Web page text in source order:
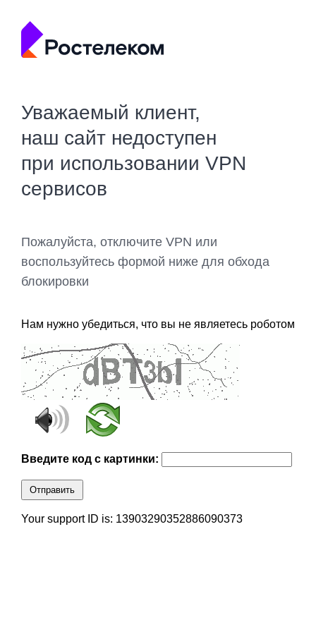
Уважаемый клиент,
наш сайт недоступен
при использовании VPN
сервисов
Пожалуйста, отключите VPN или
воспользуйтесь формой ниже для обхода
блокировки
Нам нужно убедиться, что вы не являетесь роботом
Введите код с картинки:
Отправить
Your support ID is: 13903290352886090373